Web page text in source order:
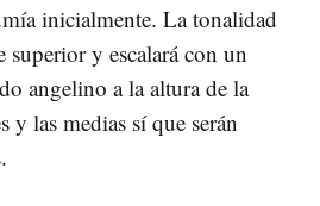
inicialmente. La tonalidad
superior y escalará con un
angelino a la altura de la
y las medias sí que serán